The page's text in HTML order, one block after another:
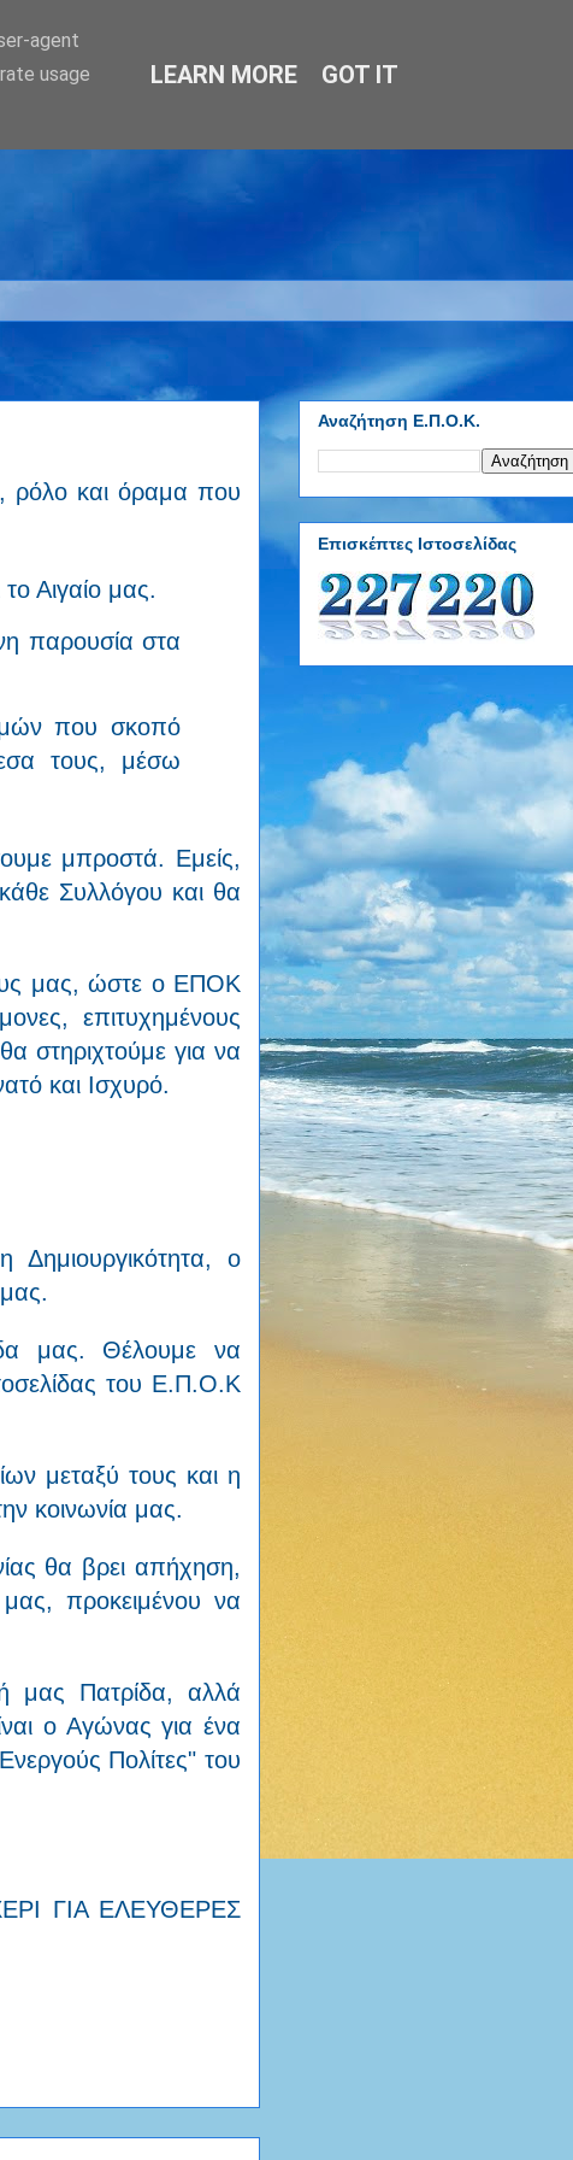
ρόλο και όραμα που
Αιγαίο μας.
παρουσία στα
που σκοπό
τους, μέσω
μπροστά. Εμείς,
Συλλόγου και θα
μας, ώστε ο ΕΠΟΚ
επιτυχημένους
στηριχτούμε για να
και Ισχυρό.
Δημιουργικότητα, ο
μας. Θέλουμε να
του Ε.Π.Ο.Κ
μεταξύ τους και η
κοινωνία μας.
θα βρει απήχηση,
προκειμένου να
μας Πατρίδα, αλλά
ο Αγώνας για ένα
Πολίτες" του
ΓΙΑ ΕΛΕΥΘΕΡΕΣ
Αναζήτηση Ε.Π.Ο.Κ.
Επισκέπτες Ιστοσελίδας
agent
usage
LEARN MORE GOT IT